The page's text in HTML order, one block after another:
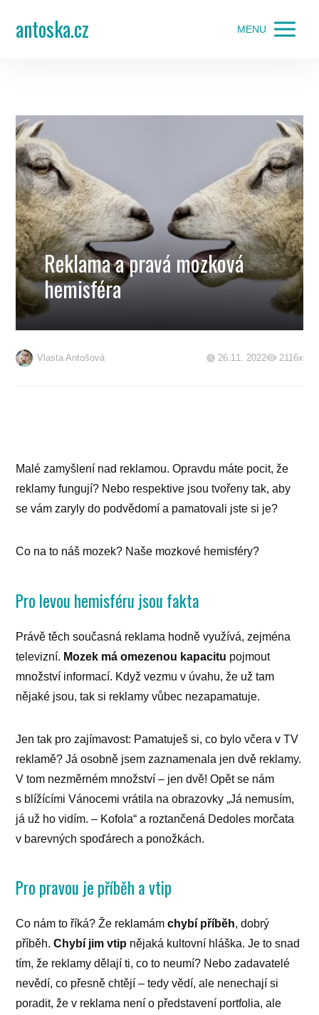
antoska.cz MENU
Reklama a pravá mozková
hemisféra
Vlasta Antošová 26.11. 2022 2116x
Malé zamyšlení nad reklamou. Opravdu máte pocit, že
reklamy fungují? Nebo respektive jsou tvořeny tak, aby
se vám zaryly do podvědomí a pamatovali jste si je?
Co na to náš mozek? Naše mozkové hemisféry?
Pro levou hemisféru jsou fakta
Právě těch současná reklama hodně využívá, zejména
televizní. Mozek má omezenou kapacitu pojmout
množství informací. Když vezmu v úvahu, že už tam
nějaké jsou, tak si reklamy vůbec nezapamatuje.
Jen tak pro zajímavost: Pamatuješ si, co bylo včera v TV
reklamě? Já osobně jsem zaznamenala jen dvě reklamy.
V tom nezměrném množství – jen dvě! Opět se nám
s blížícími Vánocemi vrátila na obrazovky „Já nemusím,
já už ho vidím. – Kofola“ a roztančená Dedoles morčata
v barevných spoďárech a ponožkách.
Pro pravou je příběh a vtip
Co nám to říká? Že reklamámchybí příběh, dobrý
příběh.Chybí jim vtip nějaká kultovní hláška. Je to snad
tím, že reklamy dělají ti, co to neumí? Nebo zadavatelé
nevědí, co přesně chtějí – tedy vědí, ale nenechají si
poradit, že v reklama není o představení portfolia, ale